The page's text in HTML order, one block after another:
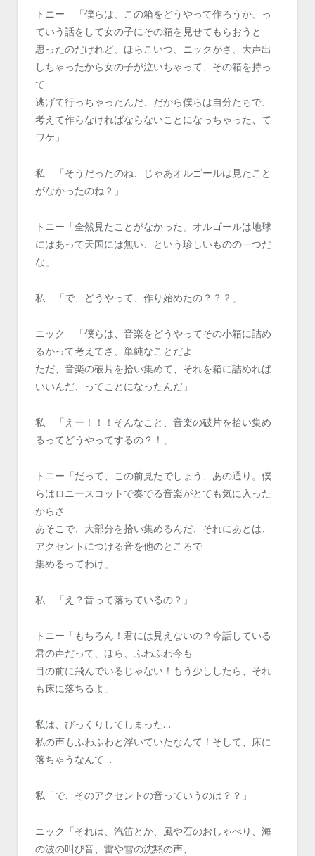
トニー 「僕らは、この箱をどうやって作ろうか、っ
ていう話をして女の子にその箱を見せてもらおうと
思ったのだけれど、ほらこいつ、ニックがさ、大声出
しちゃったから女の子が泣いちゃって、その箱を持っ
て
逃げて行っちゃったんだ、だから僕らは自分たちで、
考えて作らなければならないことになっちゃった、て
ワケ」
私 「そうだったのね、じゃあオルゴールは見たこと
がなかったのね？」
トニー「全然見たことがなかった。オルゴールは地球
にはあって天国には無い、という珍しいものの一つだ
な」
私 「で、どうやって、作り始めたの？？？」
ニック 「僕らは、音楽をどうやってその小箱に詰め
るかって考えてさ、単純なことだよ
ただ、音楽の破片を拾い集めて、それを箱に詰めれば
いいんだ、ってことになったんだ」
私 「えー！！！そんなこと、音楽の破片を拾い集め
るってどうやってするの？！」
トニー「だって、この前見たでしょう、あの通り。僕
らはロニースコットで奏でる音楽がとても気に入った
からさ
あそこで、大部分を拾い集めるんだ、それにあとは、
アクセントにつける音を他のところで
集めるってわけ」
私 「え？音って落ちているの？」
トニー「もちろん！君には見えないの？今話している
君の声だって、ほら、ふわふわ今も
目の前に飛んでいるじゃない！もう少ししたら、それ
も床に落ちるよ」
私は、びっくりしてしまった…
私の声もふわふわと浮いていたなんて！そして、床に
落ちゃうなんて…
私「で、そのアクセントの音っていうのは？？」
ニック「それは、汽笛とか、風や石のおしゃべり、海
の波の叫び音、雷や雪の沈黙の声、